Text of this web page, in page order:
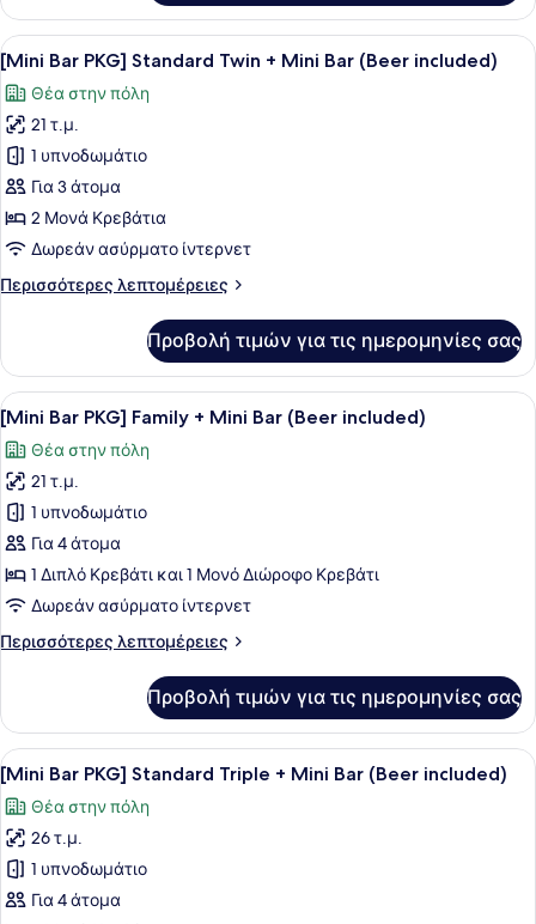
Bar
(Beer
included)
Bar
PKG]
Standard
Double
+
Mini
Bar
(Beer
included)
Προβολή
όλων
των
φωτογραφιών
για
[Mini
Bar
PKG]
Standard
Twin
Bar
(Beer
included)
Μια προθήκη με σνακ που
8
[Mini Bar PKG] Standard Twin + Mini Bar (Beer included)
Θέα στην πόλη
21 τ.μ.
1 υπνοδωμάτιο
Για 3 άτομα
2 Μονά Κρεβάτια
Δωρεάν ασύρματο ίντερνετ
Περισσότερες λεπτομέρειες
Περισσότερες
Bar
PKG]
Standard
Twin
+
Mini
Bar
(Beer
included)
Προβολή τιμών για τις ημερομηνίες σας
Προβολή
όλων
των
φωτογραφιών
για
[Mini
Bar
PKG]
Family
+
(Beer
included)
Μια προθήκη με σνακ που
7
[Mini Bar PKG] Family + Mini Bar (Beer included)
Θέα στην πόλη
21 τ.μ.
1 υπνοδωμάτιο
Για 4 άτομα
1 Διπλό Κρεβάτι και 1 Μονό Διώροφο Κρεβάτι
Δωρεάν ασύρματο ίντερνετ
Περισσότερες λεπτομέρειες
Περισσότερες
Bar
PKG]
Family
+
Mini
Bar
(Beer
included)
Προβολή τιμών για τις ημερομηνίες σας
Προβολή
όλων
των
φωτογραφιών
για
[Mini
Μια προθήκη με σνακ που
11
[Mini Bar PKG] Standard Triple + Mini Bar (Beer included)
Θέα στην πόλη
26 τ.μ.
1 υπνοδωμάτιο
Για 4 άτομα